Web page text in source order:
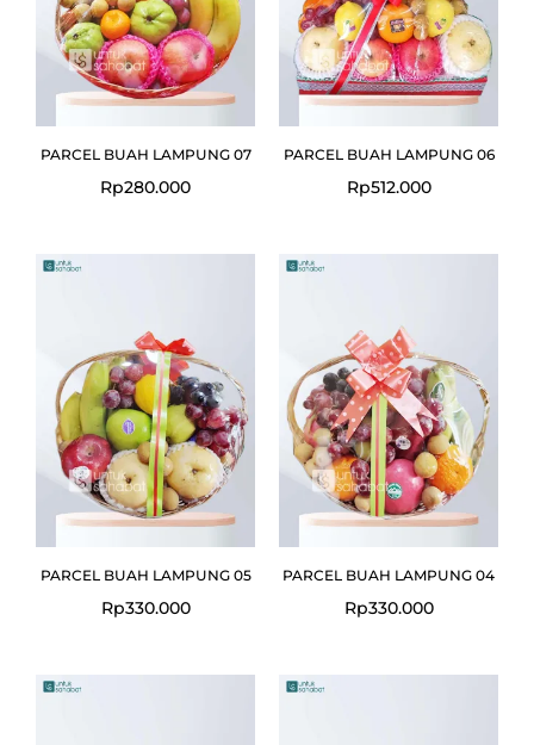
PARCEL BUAH LAMPUNG 07
Rp280.000
PARCEL BUAH LAMPUNG 06
Rp512.000
PARCEL BUAH LAMPUNG 05
Rp330.000
PARCEL BUAH LAMPUNG 04
Rp330.000